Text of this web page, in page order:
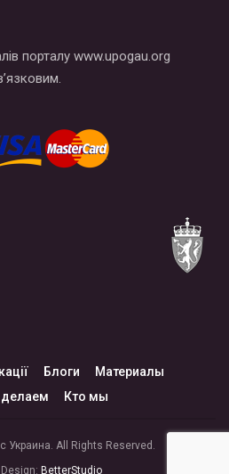
порталу www.upogau.org
Блоги
Материалы
Кто мы
Украина. All Rights Reserved.
BetterStudio